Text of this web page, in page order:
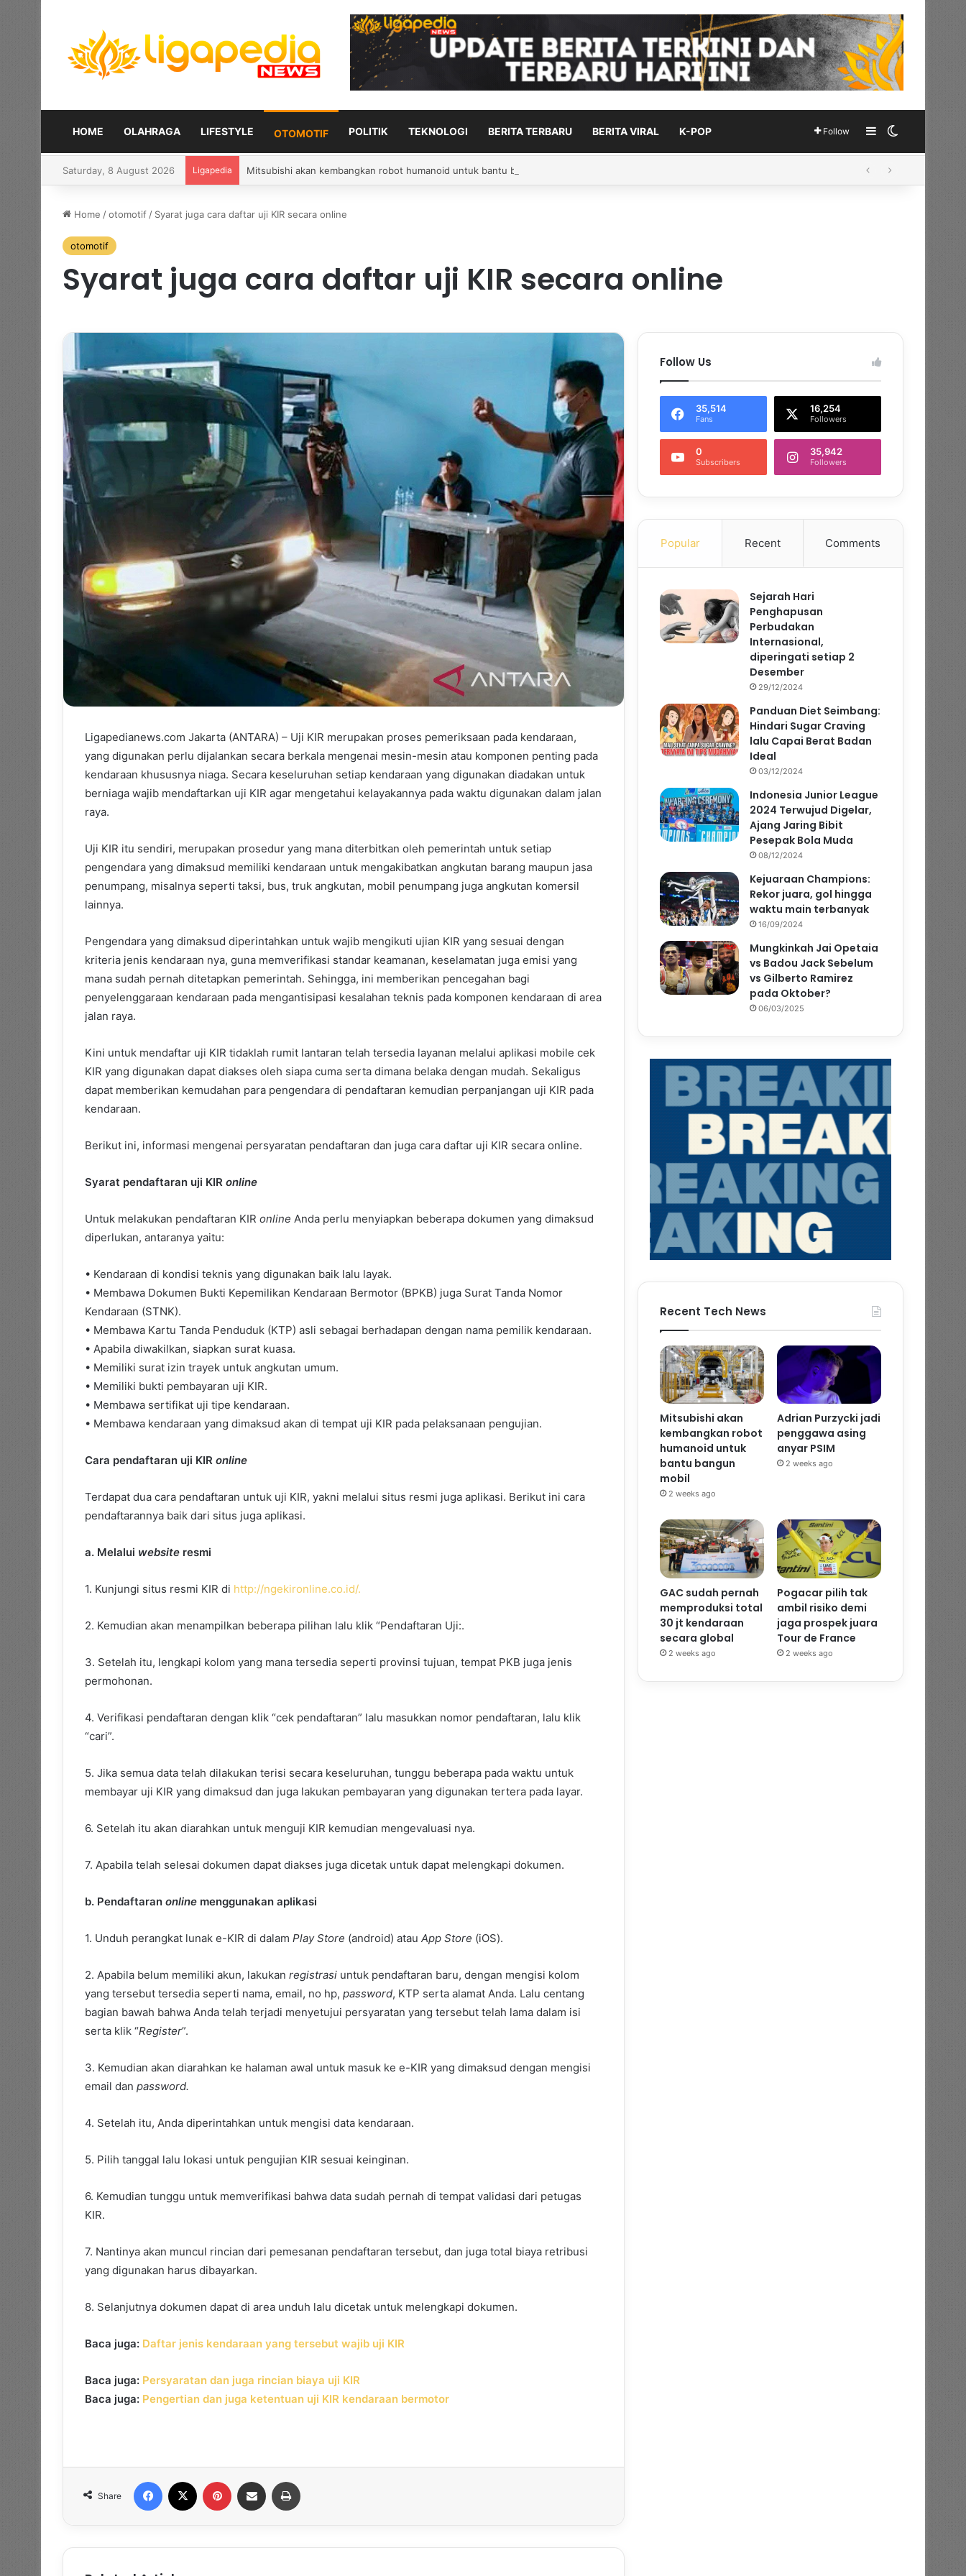
HOME OLAHRAGA LIFESTYLE OTOMOTIF POLITIK TEKNOLOGI BERITA TERBARU BERITA VIRAL K-POP Follow Sidebar
Saturday, 8 August 2026 Ligapedia Adrian Purzycki jadi penggawa asing anyar PSIM
Home /otomotif / Syarat juga cara daftar uji KIR secara online
otomotif
Syarat juga cara daftar uji KIR secara online
Ligapedianews.com Jakarta (ANTARA) – Uji KIR merupakan proses pemeriksaan pada kendaraan,
yang digunakan perlu dijalankan secara berkala mengenai mesin-mesin atau komponen penting pada
kendaraan khususnya niaga. Secara keseluruhan setiap kendaraan yang digunakan diadakan untuk
berniaga wajib mendaftarkan uji KIR agar mengetahui kelayakannya pada waktu digunakan dalam jalan
raya.
Uji KIR itu sendiri, merupakan prosedur yang mana diterbitkan oleh pemerintah untuk setiap
pengendara yang dimaksud memiliki kendaraan untuk mengakibatkan angkutan barang maupun jasa
penumpang, misalnya seperti taksi, bus, truk angkutan, mobil penumpang juga angkutan komersil
lainnya.
Pengendara yang dimaksud diperintahkan untuk wajib mengikuti ujian KIR yang sesuai dengan
kriteria jenis kendaraan nya, guna memverifikasi standar keamanan, keselamatan juga emisi yang
mana sudah pernah ditetapkan pemerintah. Sehingga, ini memberikan pencegahan bagi
penyelenggaraan kendaraan pada mengantisipasi kesalahan teknis pada komponen kendaraan di area
jalan raya.
Kini untuk mendaftar uji KIR tidaklah rumit lantaran telah tersedia layanan melalui aplikasi mobile cek
KIR yang digunakan dapat diakses oleh siapa cuma serta dimana belaka dengan mudah. Sekaligus
dapat memberikan kemudahan para pengendara di pendaftaran kemudian perpanjangan uji KIR pada
kendaraan.
Berikut ini, informasi mengenai persyaratan pendaftaran dan juga cara daftar uji KIR secara online.
Syarat pendaftaran uji KIR online
Untuk melakukan pendaftaran KIR online Anda perlu menyiapkan beberapa dokumen yang dimaksud
diperlukan, antaranya yaitu:
• Kendaraan di kondisi teknis yang digunakan baik lalu layak.
• Membawa Dokumen Bukti Kepemilikan Kendaraan Bermotor (BPKB) juga Surat Tanda Nomor
Kendaraan (STNK).
• Membawa Kartu Tanda Penduduk (KTP) asli sebagai berhadapan dengan nama pemilik kendaraan.
• Apabila diwakilkan, siapkan surat kuasa.
• Memiliki surat izin trayek untuk angkutan umum.
• Memiliki bukti pembayaran uji KIR.
• Membawa sertifikat uji tipe kendaraan.
• Membawa kendaraan yang dimaksud akan di tempat uji KIR pada pelaksanaan pengujian.
Cara pendaftaran uji KIR online
Terdapat dua cara pendaftaran untuk uji KIR, yakni melalui situs resmi juga aplikasi. Berikut ini cara
pendaftarannya baik dari situs juga aplikasi.
a. Melalui website resmi
1. Kunjungi situs resmi KIR di http://ngekironline.co.id/.
2. Kemudian akan menampilkan beberapa pilihan lalu klik “Pendaftaran Uji:.
3. Setelah itu, lengkapi kolom yang mana tersedia seperti provinsi tujuan, tempat PKB juga jenis
permohonan.
4. Verifikasi pendaftaran dengan klik “cek pendaftaran” lalu masukkan nomor pendaftaran, lalu klik
“cari”.
5. Jika semua data telah dilakukan terisi secara keseluruhan, tunggu beberapa pada waktu untuk
membayar uji KIR yang dimaksud dan juga lakukan pembayaran yang digunakan tertera pada layar.
6. Setelah itu akan diarahkan untuk menguji KIR kemudian mengevaluasi nya.
7. Apabila telah selesai dokumen dapat diakses juga dicetak untuk dapat melengkapi dokumen.
b. Pendaftaran online menggunakan aplikasi
1. Unduh perangkat lunak e-KIR di dalam Play Store (android) atau App Store (iOS).
2. Apabila belum memiliki akun, lakukan registrasi untuk pendaftaran baru, dengan mengisi kolom
yang tersebut tersedia seperti nama, email, no hp, password, KTP serta alamat Anda. Lalu centang
bagian bawah bahwa Anda telah terjadi menyetujui persyaratan yang tersebut telah lama dalam isi
serta klik “Register”.
3. Kemudian akan diarahkan ke halaman awal untuk masuk ke e-KIR yang dimaksud dengan mengisi
email dan password.
4. Setelah itu, Anda diperintahkan untuk mengisi data kendaraan.
5. Pilih tanggal lalu lokasi untuk pengujian KIR sesuai keinginan.
6. Kemudian tunggu untuk memverifikasi bahwa data sudah pernah di tempat validasi dari petugas
KIR.
7. Nantinya akan muncul rincian dari pemesanan pendaftaran tersebut, dan juga total biaya retribusi
yang digunakan harus dibayarkan.
8. Selanjutnya dokumen dapat di area unduh lalu dicetak untuk melengkapi dokumen.
Baca juga: Daftar jenis kendaraan yang tersebut wajib uji KIR
Baca juga: Persyaratan dan juga rincian biaya uji KIR
Baca juga: Pengertian dan juga ketentuan uji KIR kendaraan bermotor
Share
Follow Us
35,514
Fans
16,254
Followers
0
Subscribers
35,942
Followers
Popular Recent Comments
Sejarah Hari
Penghapusan
Perbudakan
Internasional,
diperingati setiap 2
Desember
29/12/2024
Panduan Diet Seimbang:
Hindari Sugar Craving
lalu Capai Berat Badan
Ideal
03/12/2024
Indonesia Junior League
2024 Terwujud Digelar,
Ajang Jaring Bibit
Pesepak Bola Muda
08/12/2024
Kejuaraan Champions:
Rekor juara, gol hingga
waktu main terbanyak
16/09/2024
Mungkinkah Jai Opetaia
vs Badou Jack Sebelum
vs Gilberto Ramirez
pada Oktober?
06/03/2025
Recent Tech News
Mitsubishi akan
kembangkan robot
humanoid untuk
bantu bangun
mobil
2 weeks ago
Adrian Purzycki jadi
penggawa asing
anyar PSIM
2 weeks ago
GAC sudah pernah
memproduksi total
30 jt kendaraan
secara global
2 weeks ago
Pogacar pilih tak
ambil risiko demi
jaga prospek juara
Tour de France
2 weeks ago